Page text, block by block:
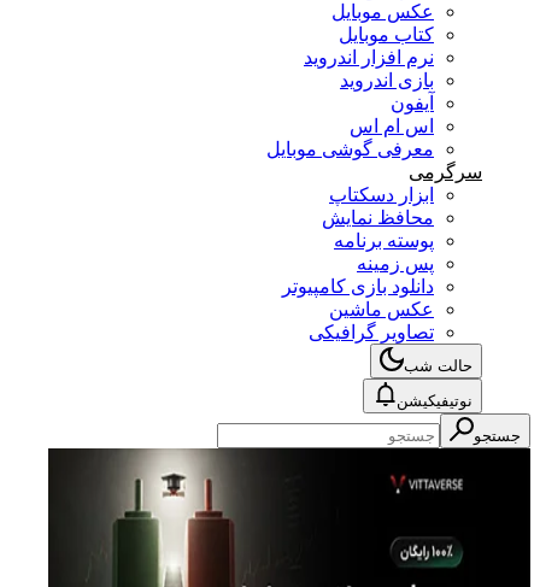
عکس موبایل
کتاب موبایل
نرم افزار اندروید
بازی اندروید
آیفون
اس ام اس
معرفی گوشی موبایل
سرگرمی
ابزار دسکتاپ
محافظ نمایش
پوسته برنامه
پس زمینه
دانلود بازی کامپیوتر
عکس ماشین
تصاویر گرافیکی
حالت شب
نوتیفیکیشن
جستجو